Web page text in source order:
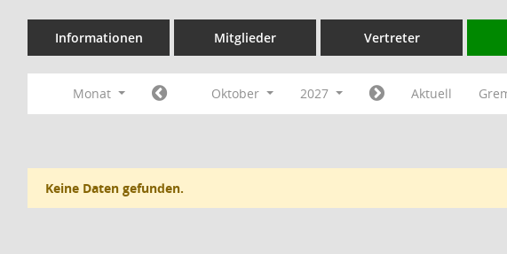
Informationen Mitglieder Vertreter
Monat Oktober 2027 Aktuell
Keine Daten gefunden.